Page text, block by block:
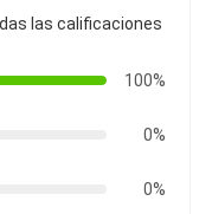
las calificaciones
100%
0%
0%